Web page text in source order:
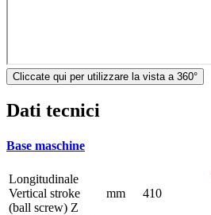
Cliccate qui per utilizzare la vista a 360°
Dati tecnici
Base maschine
Longitudinale
Vertical stroke
(ball screw) Z
mm 410